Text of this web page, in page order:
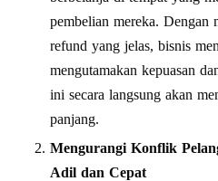
pembelian mereka. Dengan
refund yang jelas, bisnis
mengutamakan kepuasan
ini secara langsung akan
panjang.
Mengurangi Konflik
Adil dan Cepat